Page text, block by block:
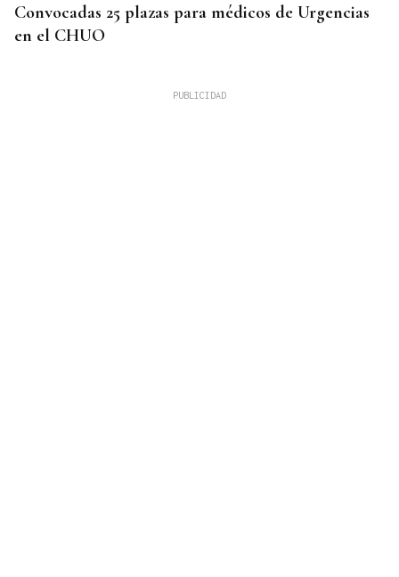
Convocadas 25 plazas para médicos de Urgencias
en el CHUO